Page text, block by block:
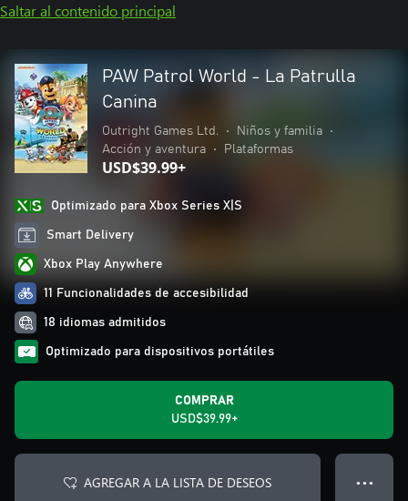
Saltar al contenido principal
PAW Patrol World - La Patrulla
Canina
Outright Games Ltd. • Niños y familia
•
Acción y aventura
• Plataformas
USD$39.99+
Optimizado para Xbox Series X|S
Smart Delivery
Xbox Play Anywhere
11 Funcionalidades de accesibilidad
18 idiomas admitidos
Optimizado para dispositivos portátiles
COMPRAR
USD$39.99+
AGREGAR A LA LISTA DE DESEOS ● ● ●